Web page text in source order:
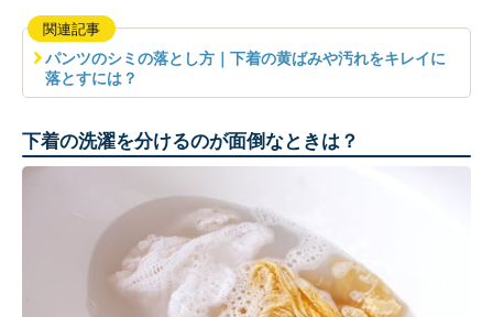
関連記事
パンツのシミの落とし方｜下着の黄ばみや汚れをキレイに
落とすには？
下着の洗濯を分けるのが面倒なときは？